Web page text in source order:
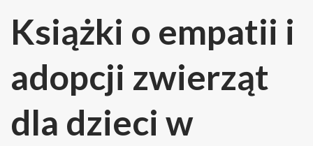
Książki o empatii i
adopcji zwierząt
dla dzieci w